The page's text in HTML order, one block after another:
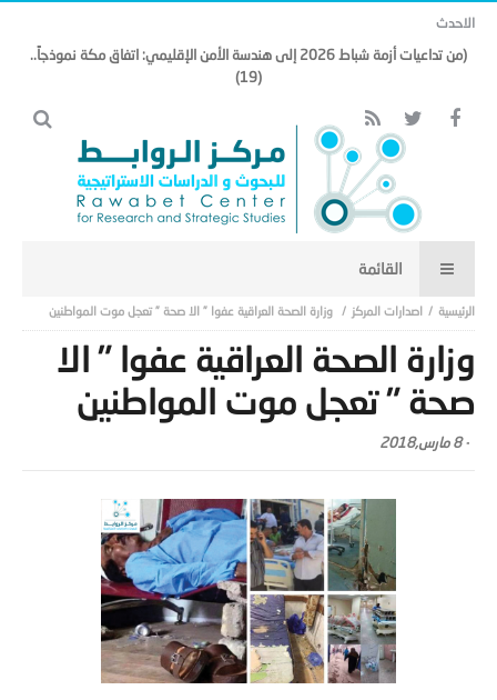
الاحدث
(من تداعيات أزمة شباط 2026 إلى هندسة الأمن الإقليمي: اتفاق مكة نموذجاً..
(19)
اصدارات المركز وزارة الصحة العراقية عفوا ” الا صحة ” تعجل موت المواطنين
وزارة الصحة العراقية عفوا ” الا
صحة ” تعجل موت المواطنين
-8 مارس,2018